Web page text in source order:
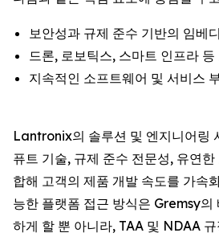
보안성과 규제 준수 기반의 임베
드론, 로보틱스, 스마트 인프라
지속적인 소프트웨어 및 서비스
Lantronix의 솔루션 및 엔지니어링
퓨트 기술, 규제 준수 전문성, 유연
합해 고객의 제품 개발 속도를 가속
능한 플랫폼 접근 방식은 Gremsy의
하게 할 뿐 아니라, TAA 및 NDAA